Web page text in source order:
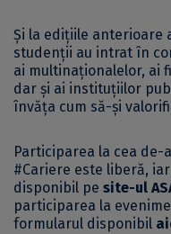
Și la edițiile anterioare
studenții au intrat în
ai multinaționalelor, ai
dar şi ai instituțiilor
învăța cum să-și
Participarea la cea de-
#Cariere este liberă,
disponibil pe site-ul
participarea la
formularul disponibil